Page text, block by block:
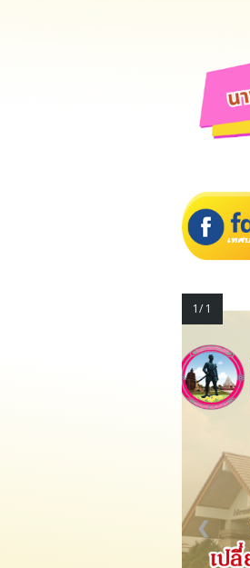
1/ 1
❮